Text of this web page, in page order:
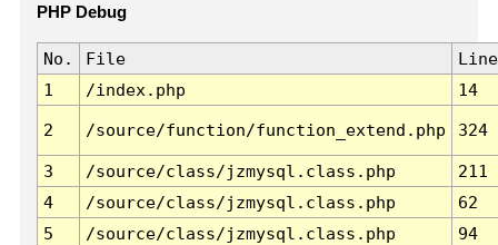
PHP Debug
No. File
Line
1
/index.php 14
2 /source/function/function_extend.php 324
3 /source/class/jzmysql.class.php
211
4
/source/class/jzmysql.class.php
62
5
/source/class/jzmysql.class.php
94